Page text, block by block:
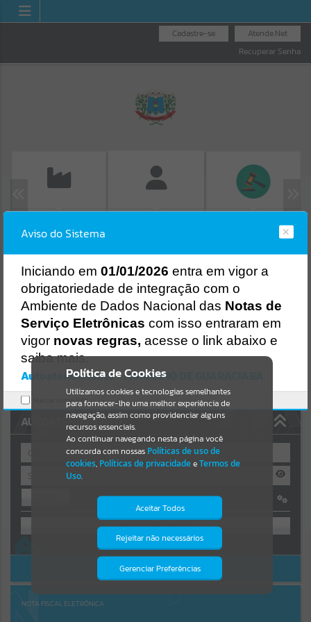
Atende.Net
Cadastre-se
Recuperar Senha
ISS/ALVARÁ
Resultados para""
Portais
Por favor, aguarde...
NOTÍCIAS
Por favor, aguarde...
Por favor, aguarde...
AUTOATENDIMENTO
OU
Cadastre-se|Recuperar Senha
ACESSAR SEM LOGIN
NOTA FISCAL ELETRÔNICA
Política de Cookies
Utilizamos cookies e tecnologias semelhantes
para fornecer-lhe uma melhor experiência de
navegação, assim como providenciar alguns
recursos essenciais.
Ao continuar navegando nesta página você
concorda com nossas Políticas de uso de
cookies, Políticas de privacidadeeTermos de
Uso.
Aceitar Todos
Rejeitar não necessários
Gerenciar Preferências
Isto significa que diversos recursos
providenciados poderão não estar
Aviso do Sistema
Iniciando em 01/01/2026 entra em vigor a
obrigatoriedade de integração com o
Ambiente de Dados Nacional das Notas de
Serviço Eletrônicas com isso entraram em
vigor novas regras, acesse o link abaixo e
saiba mais.
Autoatendimento - MUNICIPIO DE GUARACIABA
Marcar como lido.
Erro
Gerenciamento do Sistema
CÓDIGO DA MENSAGEM:
Ocorreu um erro de script:
Uncaught SyntaxError: Unexpected token '('
https://guaraciaba.atende.net/cidadao/pagina/static/bundle/wpo_in
dex_2_base_l2_portal_editores_sync_d9fb77cfd5741fafc9972edc7a6
41fea.js?v=83d4f602:47
Verificar Mais Detalhes